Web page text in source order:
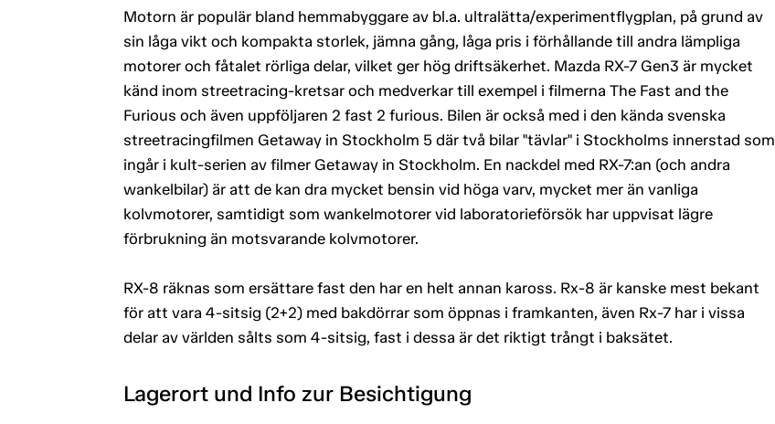
Motorn är populär bland hemmabyggare av bl.a. ultralätta/experimentflygplan, på grund av
sin låga vikt och kompakta storlek, jämna gång, låga pris i förhållande till andra lämpliga
motorer och fåtalet rörliga delar, vilket ger hög driftsäkerhet. Mazda RX-7 Gen3 är mycket
känd inom streetracing-kretsar och medverkar till exempel i filmerna The Fast and the
Furious och även uppföljaren 2 fast 2 furious. Bilen är också med i den kända svenska
streetracingfilmen Getaway in Stockholm 5 där två bilar "tävlar" i Stockholms innerstad som
ingår i kult-serien av filmer Getaway in Stockholm. En nackdel med RX-7:an (och andra
wankelbilar) är att de kan dra mycket bensin vid höga varv, mycket mer än vanliga
kolvmotorer, samtidigt som wankelmotorer vid laboratorieförsök har uppvisat lägre
förbrukning än motsvarande kolvmotorer.
RX-8 räknas som ersättare fast den har en helt annan kaross. Rx-8 är kanske mest bekant
för att vara 4-sitsig (2+2) med bakdörrar som öppnas i framkanten, även Rx-7 har i vissa
delar av världen sålts som 4-sitsig, fast i dessa är det riktigt trångt i baksätet.
Lagerort und Info zur Besichtigung